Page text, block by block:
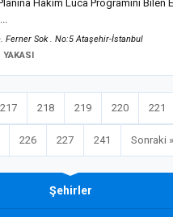
Hakim Luca Programını Bilen
Ferner Sok . No:5 Ataşehir-İstanbul
YAKASI
217 218 219 220 221
226 227 241 Sonraki »
Şehirler